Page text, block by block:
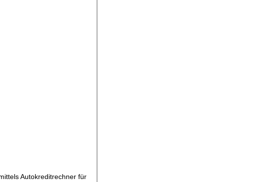
Autokreditrechner für